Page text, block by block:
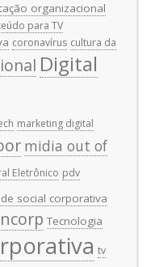
organizacional
para TV
coronavírus cultura da
Digital
marketing digital
midia out of
Eletrônico pdv
social corporativa
Tecnologia
tv